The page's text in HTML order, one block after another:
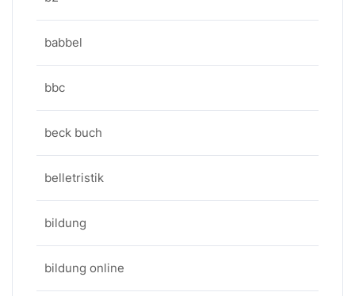
babbel
bbc
beck buch
belletristik
bildung
bildung online